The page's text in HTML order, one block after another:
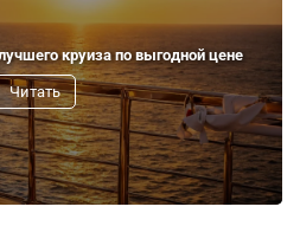
круиза по выгодной цене
Читать